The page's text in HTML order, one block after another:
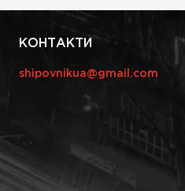
КОНТАКТИ
shipovnikua@gmail.com